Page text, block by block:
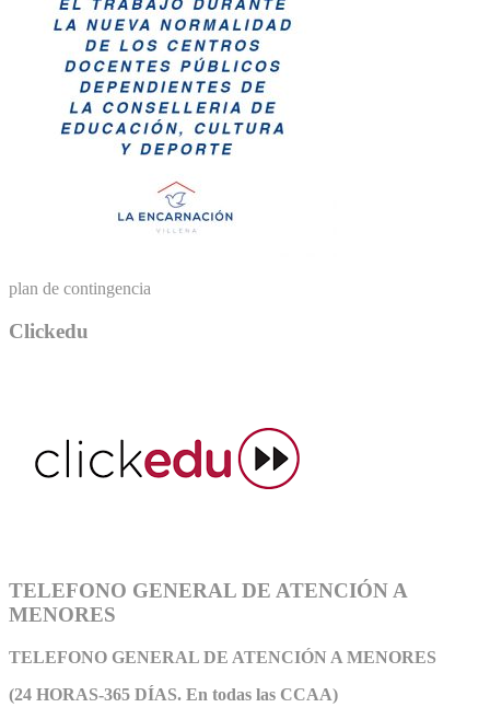
plan de contingencia
Clickedu
TELEFONO GENERAL DE ATENCIÓN A
MENORES
TELEFONO GENERAL DE ATENCIÓN A MENORES
(24 HORAS-365 DÍAS. En todas las CCAA)